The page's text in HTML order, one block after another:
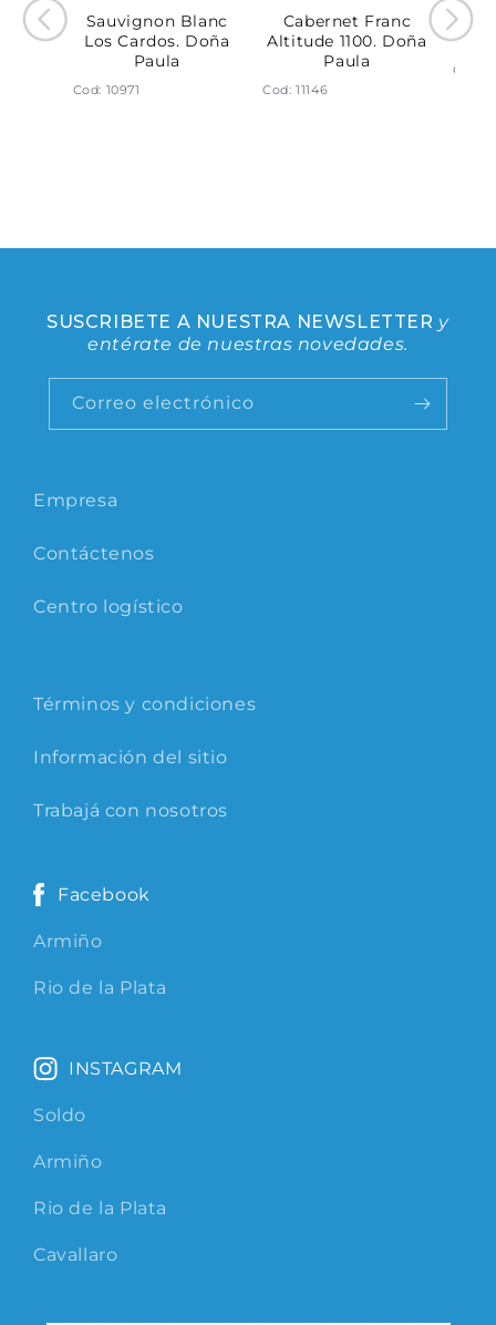
Sauvignon Blanc
Los Cardos. Doña
Paula
Cod: 10971
Cabernet Franc
Altitude 1100. Doña
Paula
Cod: 11146
Cod:
Empresa
Contáctenos
Centro logístico
Términos y condiciones
Información del sitio
Trabajá con nosotros
Facebook
Armiño
Rio de la Plata
INSTAGRAM
Soldo
Armiño
Rio de la Plata
Cavallaro
SUSCRIBETE A NUESTRA NEWSLETTER y
entérate de nuestras novedades.
Correo electrónico